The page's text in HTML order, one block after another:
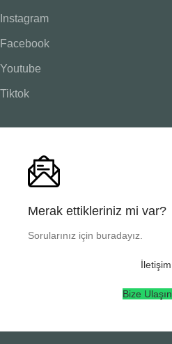
Instagram
Facebook
Youtube
Tiktok
Merak ettikleriniz mi var?
Sorularınız için buradayız.
İletişim
Bize Ulaşın